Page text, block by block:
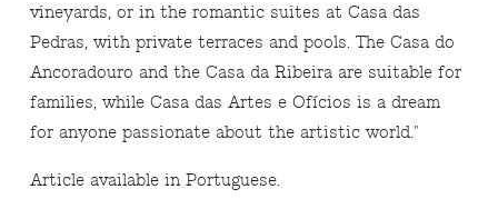
vineyards, or in the romantic suites at Casa das
Pedras, with private terraces and pools. The Casa do
Ancoradouro and the Casa da Ribeira are suitable for
families, while Casa das Artes e Ofícios is a dream
for anyone passionate about the artistic world."
Article available in Portuguese.